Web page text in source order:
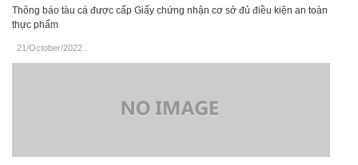
Thông báo tàu cá được cấp Giấy chứng nhận cơ sở đủ điều kiện an toàn
thực phẩm
21/October/2022